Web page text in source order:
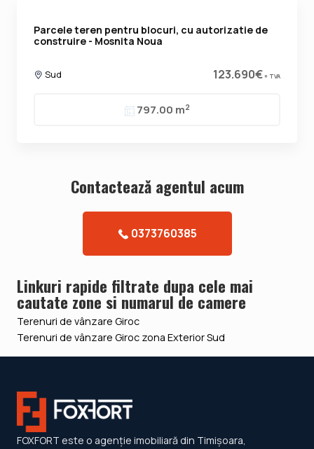
Parcele teren pentru blocuri, cu autorizatie de
construire - Mosnita Noua
Sud 123.690€+ TVA
797.00 m2
Contacteazǎ agentul acum
0373760385
Linkuri rapide filtrate dupa cele mai
cautate zone si numarul de camere
Terenuri de vânzare Giroc
Terenuri de vânzare Giroc zona Exterior Sud
FOXFORT este o agenție imobiliară din Timișoara,